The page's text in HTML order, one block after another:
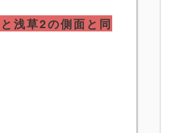
浅草2の側面と同